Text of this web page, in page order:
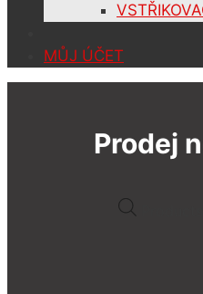
MŮJ ÚČET
Prodej